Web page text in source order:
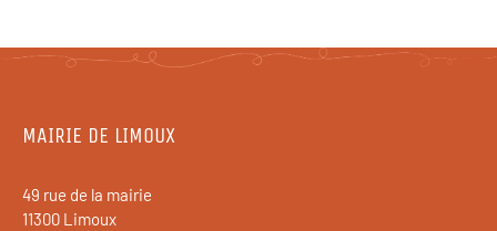
MAIRIE DE LIMOUX
49 rue de la mairie
11300 Limoux